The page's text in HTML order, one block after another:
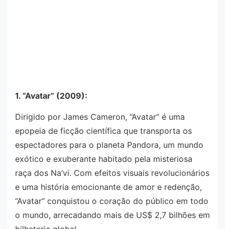
1. “Avatar” (2009):
Dirigido por James Cameron, “Avatar” é uma
epopeia de ficção científica que transporta os
espectadores para o planeta Pandora, um mundo
exótico e exuberante habitado pela misteriosa
raça dos Na’vi. Com efeitos visuais revolucionários
e uma história emocionante de amor e redenção,
“Avatar” conquistou o coração do público em todo
o mundo, arrecadando mais de US$ 2,7 bilhões em